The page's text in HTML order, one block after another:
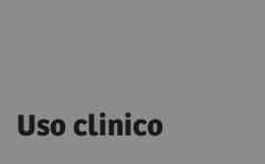
Uso clinico